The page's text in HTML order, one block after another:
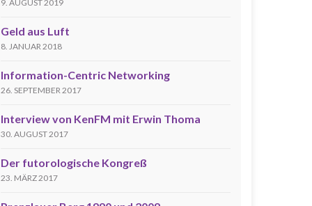
9. AUGUST 2019
Geld aus Luft
8. JANUAR 2018
Information-Centric Networking
26. SEPTEMBER 2017
Interview von KenFM mit Erwin Thoma
30. AUGUST 2017
Der futorologische Kongreß
23. MÄRZ 2017